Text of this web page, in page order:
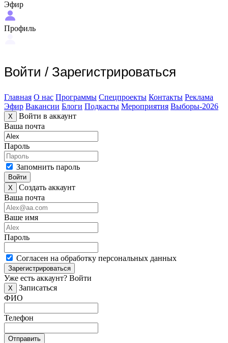
Эфир
Профиль
Войти / Зарегистрироваться
Главная О нас Программы Спецпроекты Контакты Реклама
Эфир Вакансии Блоги Подкасты Мероприятия Выборы-2026
X
Войти в аккаунт
Ваша почта
Пароль
Запомнить пароль
Войти
X
Создать аккаунт
Ваша почта
Ваше имя
Пароль
Согласен на обработку персональных данных
Зарегистрироваться
Уже есть аккаунт? Войти
X
Записаться
ФИО
Телефон
Отправить